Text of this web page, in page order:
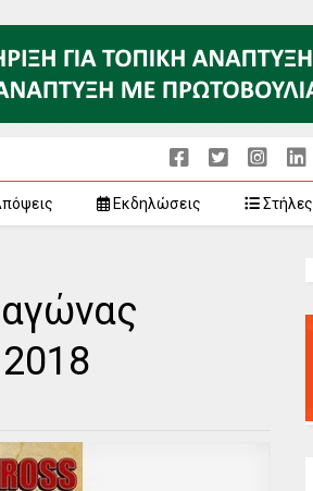
Εκδηλώσεις Στήλες